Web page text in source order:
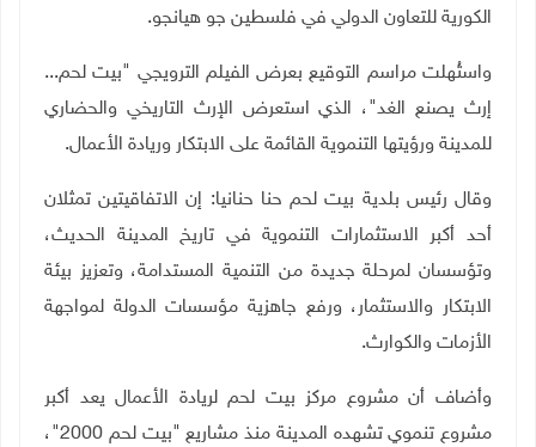
الكورية للتعاون الدولي في فلسطين جو هيانجو.
واستُهلت مراسم التوقيع بعرض الفيلم الترويجي "بيت لحم...
إرث يصنع الغد"، الذي استعرض الإرث التاريخي والحضاري
للمدينة ورؤيتها التنموية القائمة على الابتكار وريادة الأعمال.
وقال رئيس بلدية بيت لحم حنا حنانيا: إن الاتفاقيتين تمثلان
أحد أكبر الاستثمارات التنموية في تاريخ المدينة الحديث،
وتؤسسان لمرحلة جديدة من التنمية المستدامة، وتعزيز بيئة
الابتكار والاستثمار، ورفع جاهزية مؤسسات الدولة لمواجهة
الأزمات والكوارث.
وأضاف أن مشروع مركز بيت لحم لريادة الأعمال يعد أكبر
مشروع تنموي تشهده المدينة منذ مشاريع "بيت لحم 2000"،